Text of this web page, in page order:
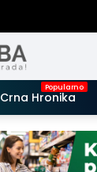
Crna Hronika